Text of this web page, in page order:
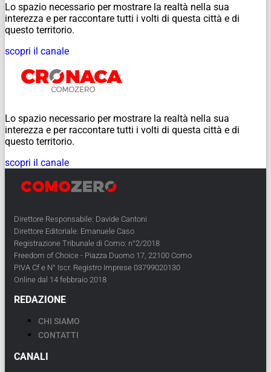
Lo spazio necessario per mostrare la realtà nella sua
interezza e per raccontare tutti i volti di questa città e di
questo territorio.
scopri il canale
Lo spazio necessario per mostrare la realtà nella sua
interezza e per raccontare tutti i volti di questa città e di
questo territorio.
scopri il canale
Direttore Responsabile: Davide Cantoni
Direttore Editoriale: Emanuele Caso
Registrazione Tribunale di Como: n°2/2018
Freedom of Choice - Piazza Duomo 17, 22100 Como
PIVA Cf e N° Iscr. Registro Imprese 03799020130
Online dal 14 febbraio 2018
REDAZIONE
CHI SIAMO
CONTATTI
CANALI